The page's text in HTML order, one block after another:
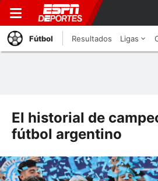
Fútbol Resultados Ligas
El historial de
fútbol argentino